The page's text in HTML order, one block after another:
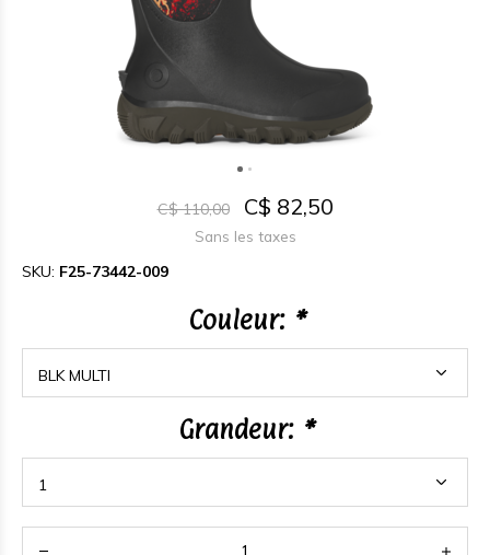
C$ 110,00 C$ 82,50
Sans les taxes
SKU: F25-73442-009
Couleur: *
Grandeur: *